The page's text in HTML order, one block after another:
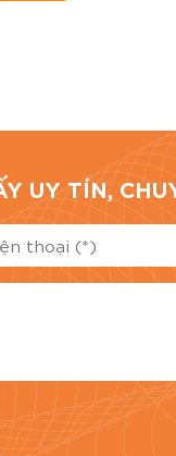
phố Hồ Chí Minh.
Đánh giá bài
UY TÍN,